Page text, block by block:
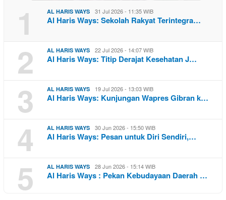
1 AL HARIS WAYS 31 Jul 2026 - 11:35 WIB
Al Haris Ways: Sekolah Rakyat Terintegra…
2 AL HARIS WAYS 22 Jul 2026 - 14:07 WIB
Al Haris Ways: Titip Derajat Kesehatan J…
3 AL HARIS WAYS 19 Jul 2026 - 13:03 WIB
Al Haris Ways: Kunjungan Wapres Gibran k…
4 AL HARIS WAYS 30 Jun 2026 - 15:50 WIB
Al Haris Ways: Pesan untuk Diri Sendiri,…
5 AL HARIS WAYS 28 Jun 2026 - 15:14 WIB
Al Haris Ways : Pekan Kebudayaan Daerah …